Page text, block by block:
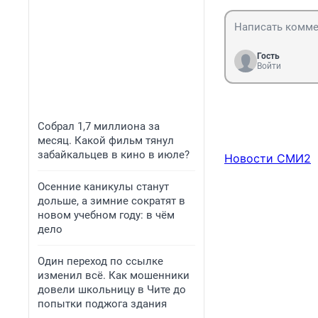
Собрал 1,7 миллиона за
месяц. Какой фильм тянул
забайкальцев в кино в июле?
Осенние каникулы станут
дольше, а зимние сократят в
новом учебном году: в чём
дело
Один переход по ссылке
изменил всё. Как мошенники
довели школьницу в Чите до
попытки поджога здания
Гость
Войти
Новости СМИ2